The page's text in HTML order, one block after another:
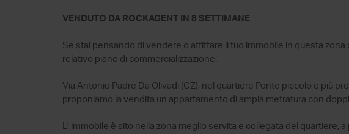
VENDUTO DA ROCKAGENT IN 8 SETTIMANE
Se stai pensando di vendere o affittare il tuo immobile in questa
relativo piano di commercializzazione.
Via Antonio Padre Da Olivadi (CZ), nel quartiere Ponte piccolo e più
proponiamo la vendita un appartamento di ampia metratura con
L' immobile è sito nella zona meglio servita e collegata del quartiere,